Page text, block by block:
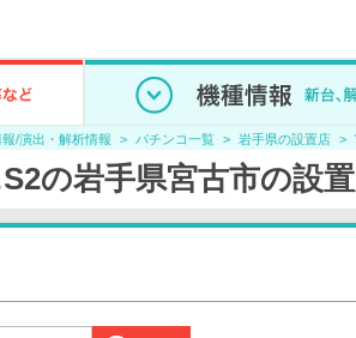
/演出・解析情報 パチンコ一覧 岩手県の設置店
の岩手県宮古市の設